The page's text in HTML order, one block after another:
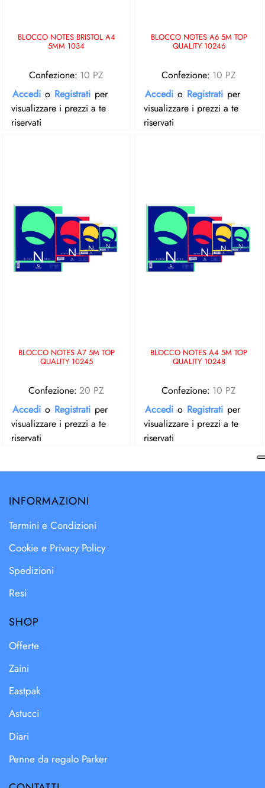
BLOCCO NOTES BRISTOL A4
5MM 1034
Confezione: 10 PZ
Accedi o Registrati per
visualizzare i prezzi a te
riservati
BLOCCO NOTES A6 5M TOP
QUALITY 10246
Confezione: 10 PZ
Accedi o Registrati per
visualizzare i prezzi a te
riservati
BLOCCO NOTES A7 5M TOP
QUALITY 10245
Confezione: 20 PZ
Accedi o Registrati per
visualizzare i prezzi a te
riservati
BLOCCO NOTES A4 5M TOP
QUALITY 10248
Confezione: 10 PZ
Accedi o Registrati per
visualizzare i prezzi a te
riservati
INFORMAZIONI
Termini e Condizioni
Cookie e Privacy Policy
Spedizioni
Resi
SHOP
Offerte
Zaini
Eastpak
Astucci
Diari
Penne da regalo Parker